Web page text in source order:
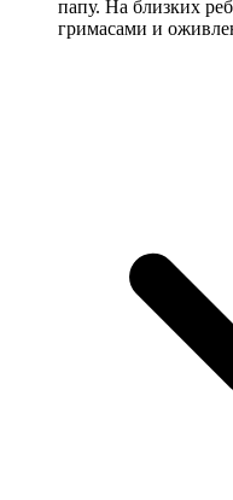
папу. На близких
гримасами и